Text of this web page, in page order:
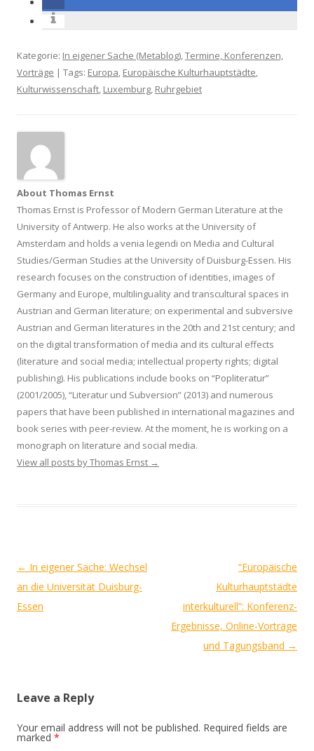
Kategorie: In eigener Sache (Metablog),Termine, Konferenzen,
Vorträge | Tags: Europa, Europäische Kulturhauptstädte,
Kulturwissenschaft, Luxemburg, Ruhrgebiet
About Thomas Ernst
Thomas Ernst is Professor of Modern German Literature at the
University of Antwerp. He also works at the University of
Amsterdam and holds a venia legendi on Media and Cultural
Studies/German Studies at the University of Duisburg-Essen. His
research focuses on the construction of identities, images of
Germany and Europe, multilinguality and transcultural spaces in
Austrian and German literature; on experimental and subversive
Austrian and German literatures in the 20th and 21st century; and
on the digital transformation of media and its cultural effects
(literature and social media; intellectual property rights; digital
publishing). His publications include books on “Popliteratur”
(2001/2005), “Literatur und Subversion” (2013) and numerous
papers that have been published in international magazines and
book series with peer-review. At the moment, he is working on a
monograph on literature and social media.
View all posts by Thomas Ernst →
Post
navigation
← In eigener Sache: Wechsel
an die Universität Duisburg-
Essen
“Europäische
Kulturhauptstädte
interkulturell”: Konferenz-
Ergebnisse, Online-Vorträge
und Tagungsband →
Leave a Reply
Your email address will not be published. Required fields are
marked *